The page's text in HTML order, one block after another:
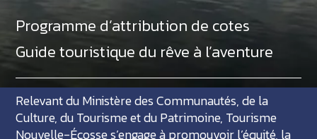
Programme d’attribution de cotes
Guide touristique du rêve à l’aventure
Relevant du Ministère des Communautés, de la
Culture, du Tourisme et du Patrimoine, Tourisme
Nouvelle-Écosse s’engage à promouvoir l’équité, la